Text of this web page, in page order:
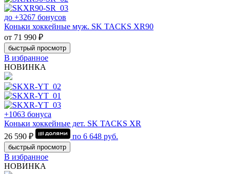
до +3267 бонусов
Коньки хоккейные муж. SK TACKS XR90
от 71 990 ₽
быстрый просмотр
В избранное
НОВИНКА
+1063 бонуса
Коньки хоккейные дет. SK TACKS XR
26 590 ₽
по 6 648 руб.
быстрый просмотр
В избранное
НОВИНКА